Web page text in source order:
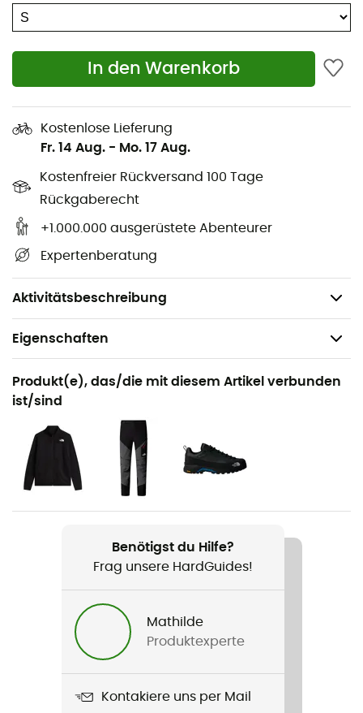
In den Warenkorb
Kostenlose Lieferung
Fr. 14 Aug. - Mo. 17 Aug.
Kostenfreier Rückversand 100 Tage
Rückgaberecht
+1.000.000 ausgerüstete Abenteurer
Expertenberatung
Aktivitätsbeschreibung
Verstellbare Kapuze
Alpintaschen und belüftete Reißverschlüsse unter
VELCRO®-Laschen an den Handgelenken
Thermotransferdruck-Logo auf der linken Brust und
auf der rechten Schulter am Rücken
Stoff - Außenseite: 100 % gewebtes Nylon 96 g/m²
Stoff - Futter: Mesh 100 % Polyester 146 g/m²
Durchschnittsgewicht: 340 g
Eigenschaften
Geeignet für
Wandern / Bergsteigen
Geschlecht
Herren
Gewicht
340 g
Signal 2.5L Dryvent
Konstruktion
Technologien
Produkt(e), das/die mit diesem Artikel verbunden
ist/sind
Benötigst du Hilfe?
Frag unsere HardGuides!
Mathilde
Produktexperte
Kontakiere uns per Mail